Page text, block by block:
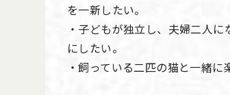
を一新したい。
・子どもが独立し、夫婦二人
にしたい。
・飼っている二匹の猫と一緒に